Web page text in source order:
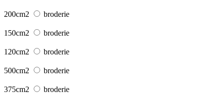
200cm2 broderie
150cm2 broderie
120cm2 broderie
500cm2 broderie
375cm2 broderie